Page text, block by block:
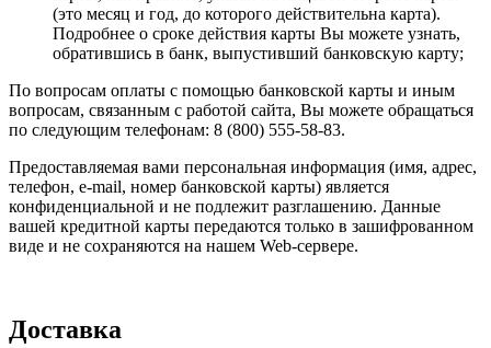
(это месяц и год, до которого действительна карта).
Подробнее о сроке действия карты Вы можете узнать,
обратившись в банк, выпустивший банковскую карту;
По вопросам оплаты с помощью банковской карты и иным
вопросам, связанным с работой сайта, Вы можете обращаться
по следующим телефонам: 8 (800) 555-58-83.
Предоставляемая вами персональная информация (имя, адрес,
телефон, e-mail, номер банковской карты) является
конфиденциальной и не подлежит разглашению. Данные
вашей кредитной карты передаются только в зашифрованном
виде и не сохраняются на нашем Web-сервере.
Доставка